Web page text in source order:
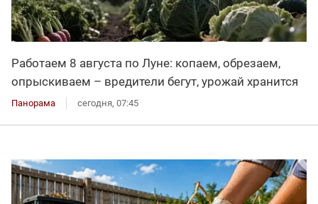
Работаем 8 августа по Луне: копаем, обрезаем,
опрыскиваем – вредители бегут, урожай хранится
Панорама сегодня, 07:45